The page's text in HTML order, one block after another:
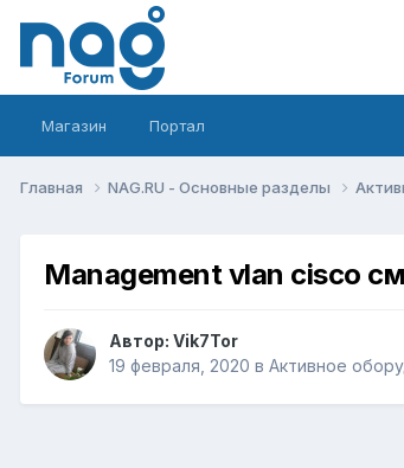
Магазин Портал
Главная NAG.RU - Основные разделы
Management vlan cisco
Автор: Vik7Tor
19 февраля, 2020 в Активное